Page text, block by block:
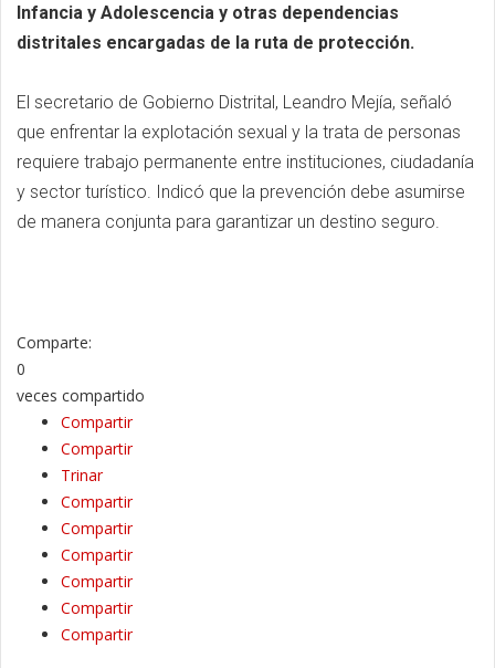
Infancia y Adolescencia y otras dependencias
distritales encargadas de la ruta de protección.
El secretario de Gobierno Distrital, Leandro Mejía, señaló
que enfrentar la explotación sexual y la trata de personas
requiere trabajo permanente entre instituciones, ciudadanía
y sector turístico. Indicó que la prevención debe asumirse
de manera conjunta para garantizar un destino seguro.
Comparte:
0
veces compartido
Compartir
Compartir
Trinar
Compartir
Compartir
Compartir
Compartir
Compartir
Compartir